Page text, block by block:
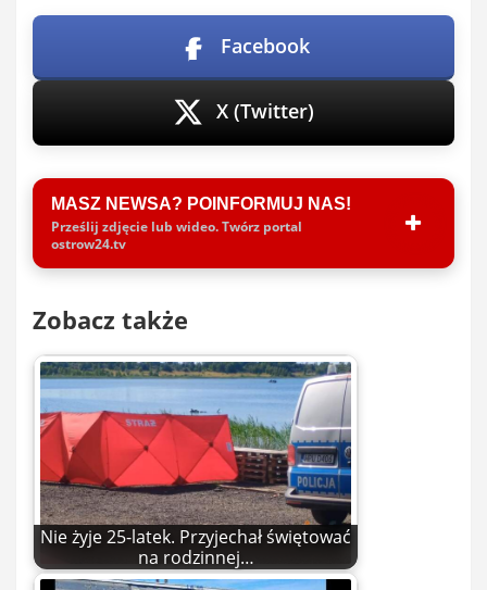
Facebook
X (Twitter)
MASZ NEWSA? POINFORMUJ NAS!
Prześlij zdjęcie lub wideo. Twórz portal
ostrow24.tv
Zobacz także
Nie żyje 25-latek. Przyjechał świętować
na rodzinnej…